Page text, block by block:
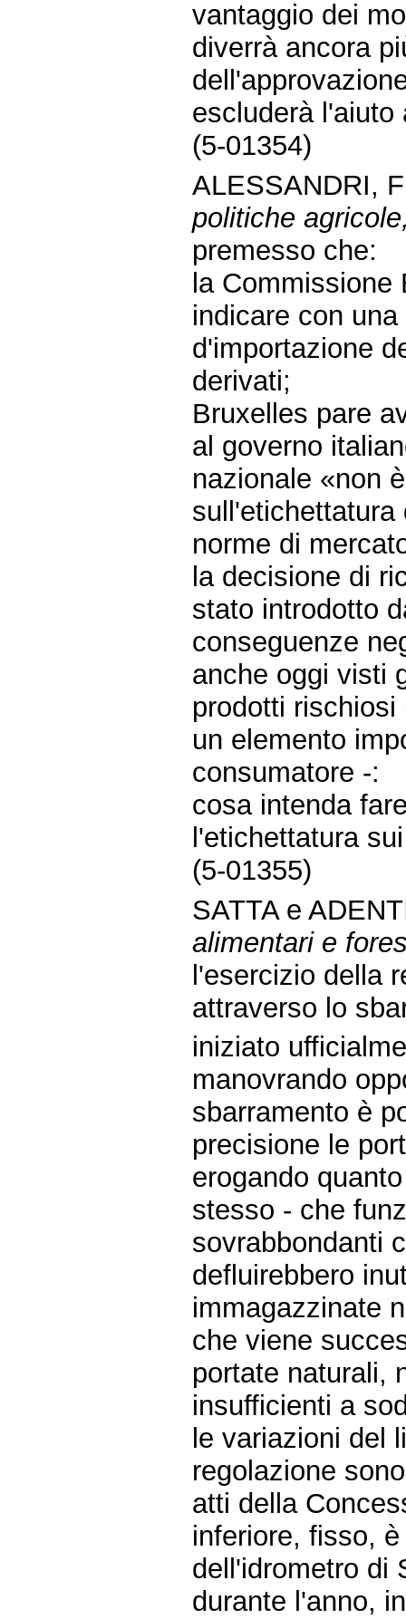
vantaggio dei
diverrà ancora
escluderà
(5-01354)
ALESSANDRI,
politiche
premesso che:
la Commissione
indicare con
d'importazione
derivati;
Bruxelles pare
al governo
nazionale «non
norme di
la decisione di
stato introdotto
conseguenze
anche oggi visti
prodotti
un elemento
consumatore -:
cosa intenda
l'etichettatura
(5-01355)
SATTA e
alimentari e
l'esercizio della
attraverso lo
iniziato
manovrando
sbarramento è
precisione le
erogando
stesso - che
sovrabbondanti
defluirebbero
immagazzinate
che viene
portate naturali,
insufficienti a
le variazioni del
regolazione
atti della
inferiore, fisso,
dell'idrometro di
durante l'anno,